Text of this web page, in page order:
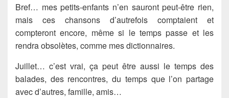
Bref… mes petits-enfants n’en sauront peut-être rien,
mais ces chansons d’autrefois comptaient et
compteront encore, même si le temps passe et les
rendra obsolètes, comme mes dictionnaires.
Juillet… c’est vrai, ça peut être aussi le temps des
balades, des rencontres, du temps que l’on partage
avec d’autres, famille, amis…